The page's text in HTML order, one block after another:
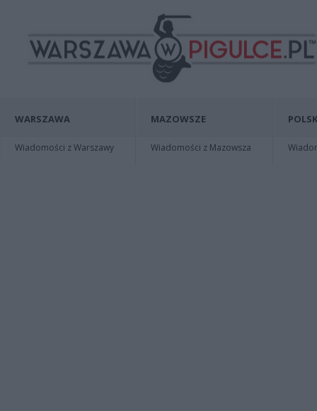
WARSZAWA
Wiadomości z Warszawy
MAZOWSZE
Wiadomości z Mazowsza